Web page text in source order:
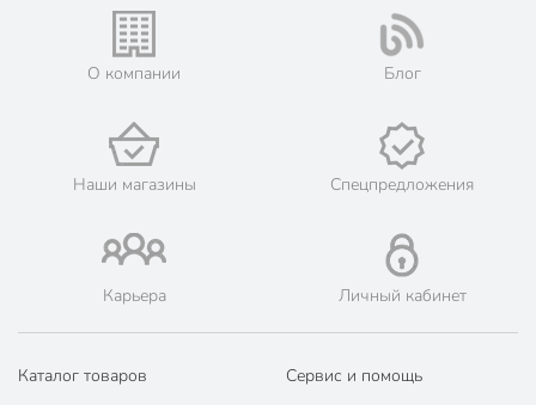
Жители Московской области могут сделать заказ и оплатить
его онлайн на официальном сайте сети магазинов Порядок.
💳 Оплата: онлайн на сайте интернет-гипермаркета или
🛍 Скидки, акции, распродажи каждый день!
📜 Только оригинальная продукция. Интернет-гипермаркет
Порядок - официальный представитель ведущих мировых
марок.
О компании Блог
Наши магазины Спецпредложения
Карьера Личный кабинет
Каталог товаров Сервис и помощь